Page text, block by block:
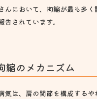
んにおいて、拘縮が最も多
告されています。
縮のメカニズム
気は、肩の関節を構成する